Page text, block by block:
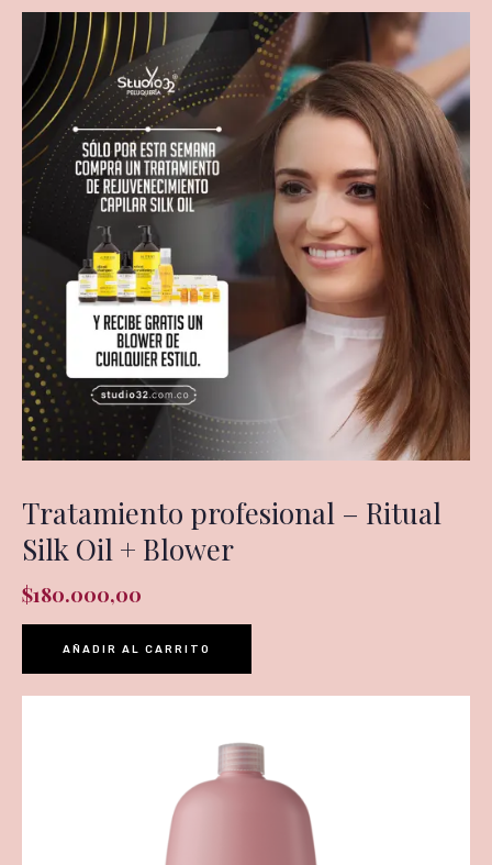
Tratamiento profesional – Ritual
Silk Oil + Blower
$180.000,00
AÑADIR AL CARRITO